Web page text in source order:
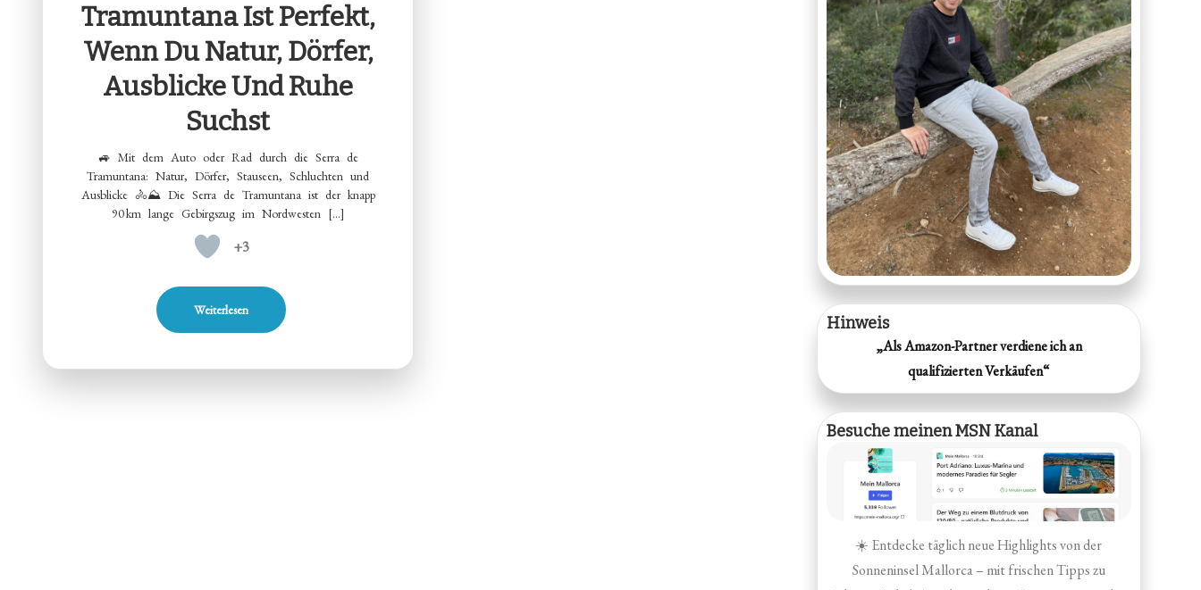
Tramuntana Ist Perfekt,
Wenn Du Natur, Dörfer,
Ausblicke Und Ruhe
Suchst
🚙 Mit dem Auto oder Rad durch die Serra de
Tramuntana: Natur, Dörfer, Stauseen, Schluchten und
Ausblicke 🚴⛰️ Die Serra de Tramuntana ist der knapp
90 km lange Gebirgszug im Nordwesten […]
+3
Weiterlesen
Hinweis
„Als Amazon-Partner verdiene ich an
qualifizierten Verkäufen“
Besuche meinen MSN Kanal
☀️ Entdecke täglich neue Highlights von der
Sonneninsel Mallorca – mit frischen Tipps zu